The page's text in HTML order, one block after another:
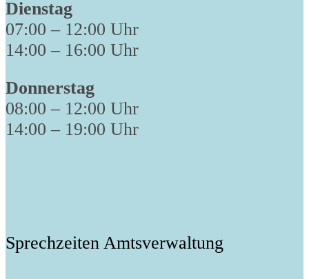
Dienstag
07:00 – 12:00 Uhr
14:00 – 16:00 Uhr
Donnerstag
08:00 – 12:00 Uhr
14:00 – 19:00 Uhr
Sprechzeiten Amtsverwaltung